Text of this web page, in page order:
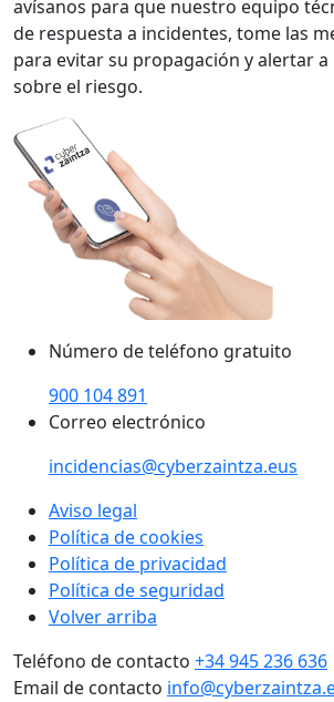
avísanos para que nuestro equipo
de respuesta a incidentes, tome las
para evitar su propagación y alertar
sobre el riesgo.
Número de teléfono gratuito
900 104 891
Correo electrónico
incidencias@cyberzaintza.eus
Aviso legal
Política de cookies
Política de privacidad
Política de seguridad
Volver arriba
Teléfono de contacto +34 945 236 636
Email de contacto